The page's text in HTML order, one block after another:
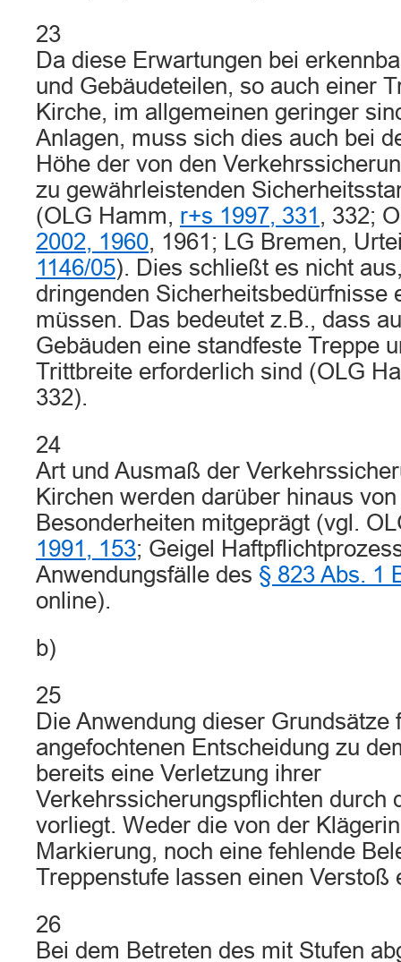
23
Da diese Erwartungen bei
und Gebäudeteilen, so auch einer
Kirche, im allgemeinen geringer
Anlagen, muss sich dies auch bei
Höhe der von den
zu gewährleistenden
(OLG Hamm, r+s 1997, 331 , 332;
2002, 1960, 1961; LG Bremen,
1146/05). Dies schließt es nicht
dringenden Sicherheitsbedürfnisse
müssen. Das bedeutet z.B., dass
Gebäuden eine standfeste Treppe
Trittbreite erforderlich sind (OLG
332).
24
Art und Ausmaß der
Kirchen werden darüber hinaus
Besonderheiten mitgeprägt (vgl.
1991, 153; Geigel
Anwendungsfälle des § 823 Abs. 1
online).
b)
25
Die Anwendung dieser Grundsätze
angefochtenen Entscheidung zu
bereits eine Verletzung ihrer
Verkehrssicherungspflichten durch
vorliegt. Weder die von der
Markierung, noch eine fehlende
Treppenstufe lassen einen Verstoß
26
Bei dem Betreten des mit Stufen